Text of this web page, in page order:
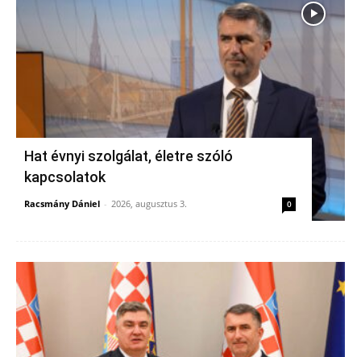
Hat évnyi szolgálat, életre szóló
kapcsolatok
Racsmány Dániel - 2026, augusztus 3. 0